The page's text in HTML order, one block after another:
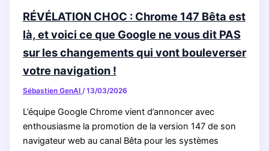
elle
enfants
en
DANGER
La
feuille
de
route
RÉVÉLATION CHOC : Chrome 147 Bêta est
là, et voici ce que Google ne vous dit PAS
sur les changements qui vont bouleverser
votre navigation !
Sébastien GenAI /13/03/2026
L’équipe Google Chrome vient d’annoncer avec
enthousiasme la promotion de la version 147 de son
navigateur web au canal Bêta pour les systèmes